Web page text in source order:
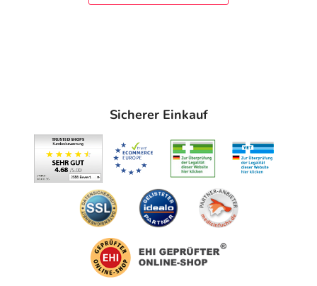
Sicherer Einkauf